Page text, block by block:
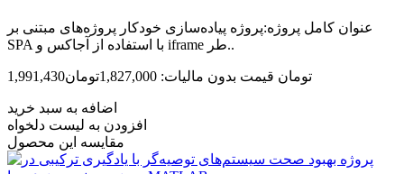
عنوان کامل پروژه:پروژه پیاده‌سازی خودکار پروژه‌های مبتنی بر
SPA با استفاده از آجاکس و iframe طر..
1,991,430تومان قیمت بدون مالیات: 1,827,000تومان
اضافه به سبد خرید
افزودن به لیست دلخواه
مقایسه این محصول